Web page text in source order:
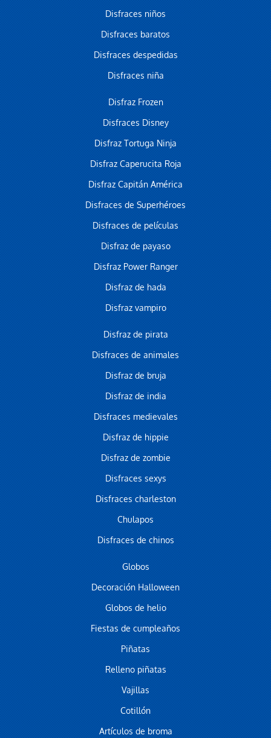
Disfraces niños
Disfraces baratos
Disfraces despedidas
Disfraces niña
Disfraz Frozen
Disfraces Disney
Disfraz Tortuga Ninja
Disfraz Caperucita Roja
Disfraz Capitán América
Disfraces de Superhéroes
Disfraces de películas
Disfraz de payaso
Disfraz Power Ranger
Disfraz de hada
Disfraz vampiro
Disfraz de pirata
Disfraces de animales
Disfraz de bruja
Disfraz de india
Disfraces medievales
Disfraz de hippie
Disfraz de zombie
Disfraces sexys
Disfraces charleston
Chulapos
Disfraces de chinos
Globos
Decoración Halloween
Globos de helio
Fiestas de cumpleaños
Piñatas
Relleno piñatas
Vajillas
Cotillón
Artículos de broma